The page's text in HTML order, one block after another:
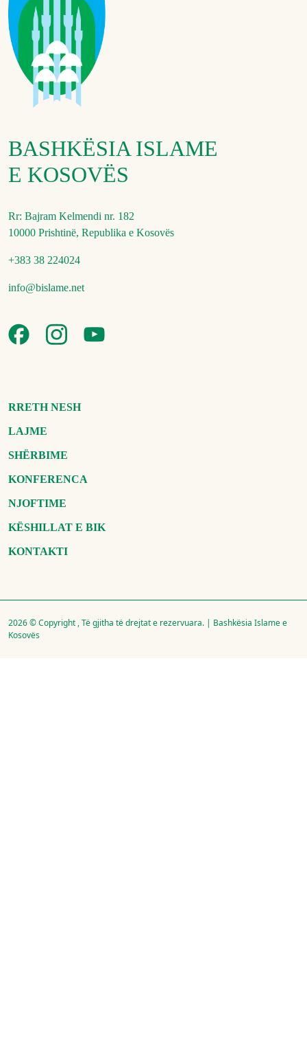
BASHKËSIA ISLAME
E KOSOVËS
Rr: Bajram Kelmendi nr. 182
10000 Prishtinë, Republika e Kosovës
+383 38 224024
info@bislame.net
RRETH NESH
LAJME
SHËRBIME
KONFERENCA
NJOFTIME
KËSHILLAT E BIK
KONTAKTI
2026 © Copyright , Të gjitha të drejtat e rezervuara. | Bashkësia Islame e
Kosovës